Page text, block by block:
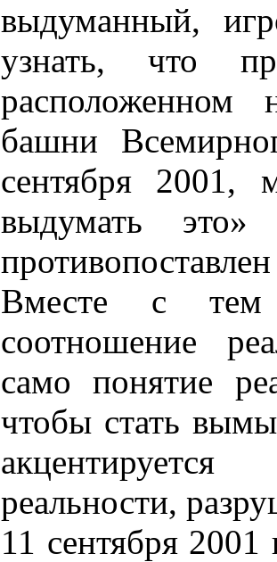
выдуманный,
узнать, что
расположенном
башни
сентября
выдумать
Вместе с тем
соотношение
само понятие
чтобы стать
реальности,
11 сентября 2001